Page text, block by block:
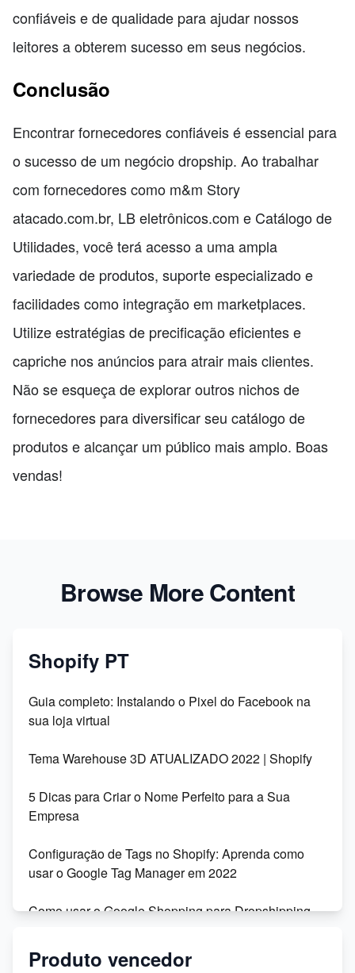
confiáveis e de qualidade para ajudar nossos
leitores a obterem sucesso em seus negócios.
Conclusão
Encontrar fornecedores confiáveis é essencial para
o sucesso de um negócio dropship. Ao trabalhar
com fornecedores como m&m Story
atacado.com.br, LB eletrônicos.com e Catálogo de
Utilidades, você terá acesso a uma ampla
variedade de produtos, suporte especializado e
facilidades como integração em marketplaces.
Utilize estratégias de precificação eficientes e
capriche nos anúncios para atrair mais clientes.
Não se esqueça de explorar outros nichos de
fornecedores para diversificar seu catálogo de
produtos e alcançar um público mais amplo. Boas
vendas!
Browse More Content
Shopify PT
Guia completo: Instalando o Pixel do Facebook na
sua loja virtual
Tema Warehouse 3D ATUALIZADO 2022 | Shopify
5 Dicas para Criar o Nome Perfeito para a Sua
Empresa
Configuração de Tags no Shopify: Aprenda como
usar o Google Tag Manager em 2022
Como usar o Google Shopping para Dropshipping
Migração da Shoptime para o DSync: Recursos,
Produto vencedor